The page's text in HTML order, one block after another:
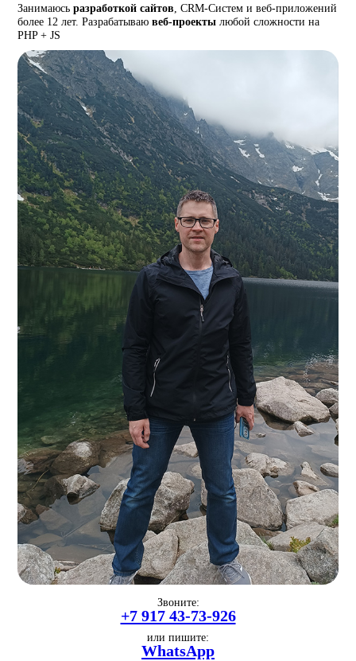
Занимаюсьразработкой сайтов , CRM-Систем и веб-приложений
более 12 лет. Разрабатываювеб-проекты любой сложности на
PHP + JS
Звоните:
+7 917 43-73-926
или пишите:
WhatsApp